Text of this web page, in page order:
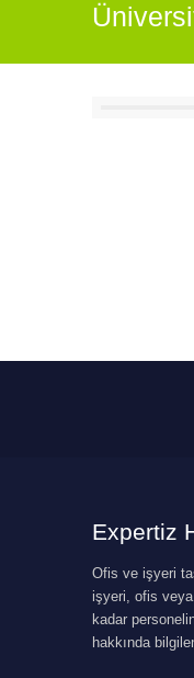
Expertiz
Ofis ve işyeri
işyeri, ofis
kadar
hakkında